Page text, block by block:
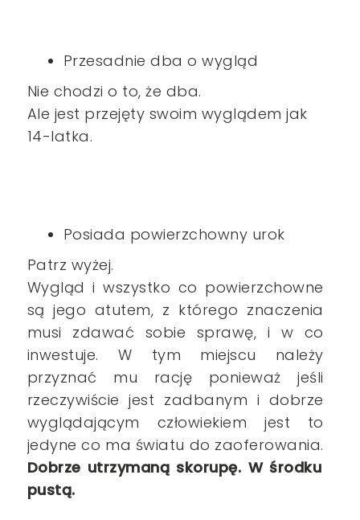
Przesadnie dba o wygląd
Nie chodzi o to, że dba.
Ale jest przejęty swoim wyglądem jak
14-latka.
Posiada powierzchowny urok
Patrz wyżej.
Wygląd i wszystko co powierzchowne
są jego atutem, z którego znaczenia
musi zdawać sobie sprawę, i w co
inwestuje. W tym miejscu należy
przyznać mu rację ponieważ jeśli
rzeczywiście jest zadbanym i dobrze
wyglądającym człowiekiem jest to
jedyne co ma światu do zaoferowania.
Dobrze utrzymaną skorupę. W środku
pustą.